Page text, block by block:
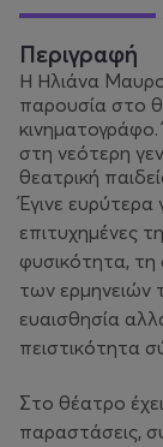
Περιγραφή
Η Ηλιάνα
παρουσία στο
κινηματογράφο.
στη νεότερη
θεατρική
Έγινε
επιτυχημένες
φυσικότητα, τη
των ερμηνειών
ευαισθησία
πειστικότητα
Στο θέατρο
παραστάσεις,